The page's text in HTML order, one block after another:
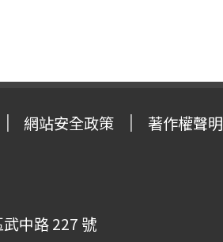
網站安全政策 著作權聲明
中路 227 號